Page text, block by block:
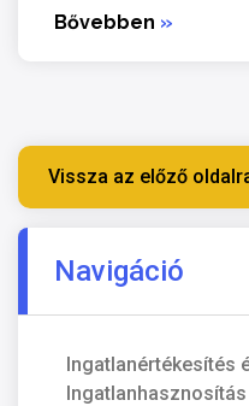
Bővebben »
Vissza az előző
Navigáció
Ingatlanértékesítés
Ingatlanhasznosítás